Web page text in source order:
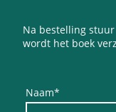
Na bestelling
wordt het boek
Naam*